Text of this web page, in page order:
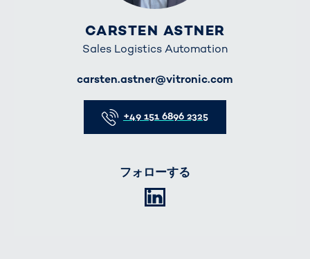
CARSTEN ASTNER
Sales Logistics Automation
carsten.astner@vitronic.com
+49 151 6896 2325
フォローする